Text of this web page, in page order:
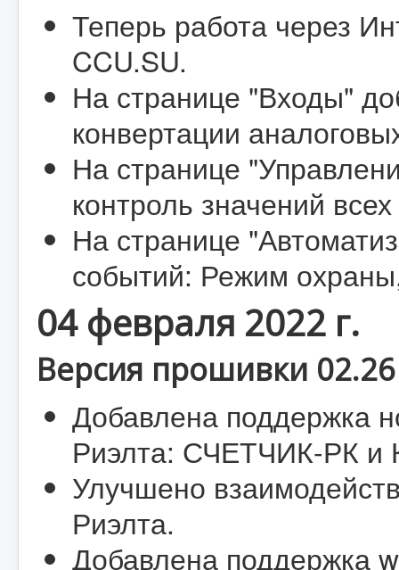
Теперь работа через
CCU.SU.
На странице "Входы"
конвертации
На странице
контроль значений
На странице
событий: Режим
04 февраля 2022 г.
Версия прошивки
Добавлена поддержка
Риэлта: СЧЕТЧИК-РК
Улучшено
Риэлта.
Добавлена поддержка